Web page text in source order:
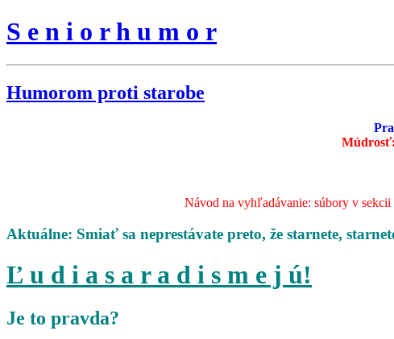
S e n i o r h u m o r
Humorom proti starobe
Múdrosť:
Návod na vyhľadávanie: súbory v
Aktuálne: Smiať sa neprestávate preto, že starnete,
Ľ u d i a s a r a d i s m e j ú!
Je to pravda?